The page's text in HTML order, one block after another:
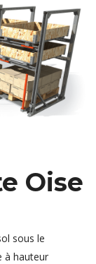
Oise
sous le
à hauteur